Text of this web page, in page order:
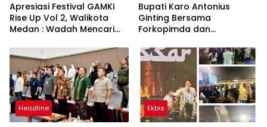
Apresiasi Festival GAMKI
Rise Up Vol 2, Walikota
Medan : Wadah Mencari
Jiwa
Bupati Karo Antonius
Ginting Bersama
Forkopimda dan
Piala Dunia 2026
Headline Ekbis